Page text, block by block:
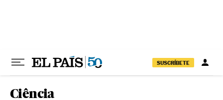
SUSCRÍBETE
Ciência